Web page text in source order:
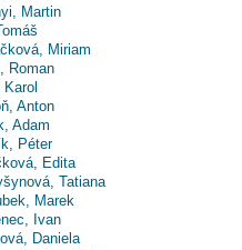
Martin
Miriam
Roman
Anton
Adam
Péter
Edita
Tatiana
Marek
Ivan
Daniela